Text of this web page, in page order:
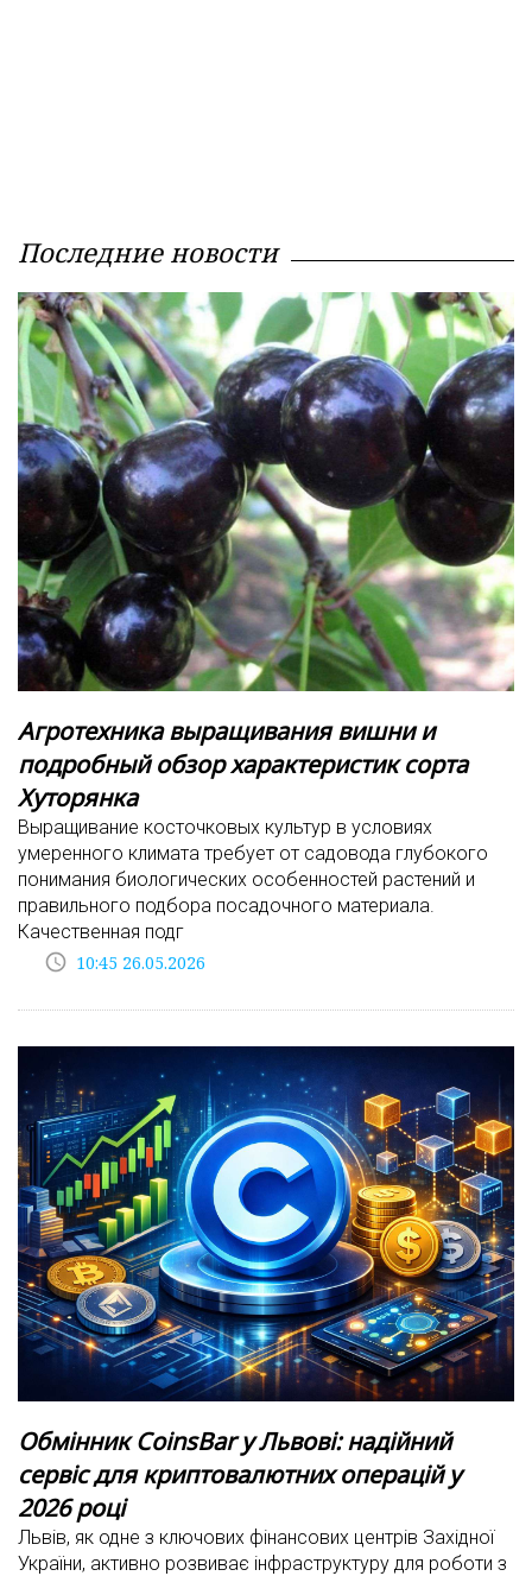
Последние новости
Агротехника выращивания вишни и
подробный обзор характеристик сорта
Хуторянка
Выращивание косточковых культур в условиях
умеренного климата требует от садовода глубокого
понимания биологических особенностей растений и
правильного подбора посадочного материала.
Качественная подг
access_time 10:45 26.05.2026
Обмінник CoinsBar у Львові: надійний
сервіс для криптовалютних операцій у
2026 році
Львів, як одне з ключових фінансових центрів Західної
України, активно розвиває інфраструктуру для роботи з